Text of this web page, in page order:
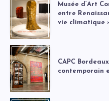
Musée d’Art
entre
vie climatique
CAPC
contemporain